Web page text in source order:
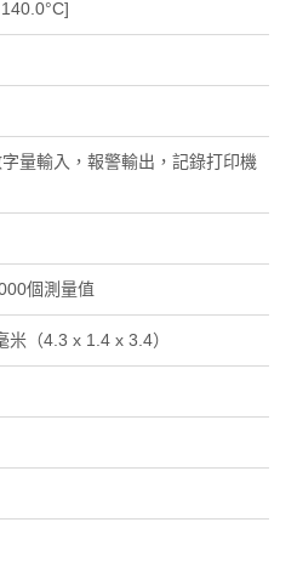
量輸入，報警輸出，記錄打印機
個測量值
米（4.3 x 1.4 x 3.4）